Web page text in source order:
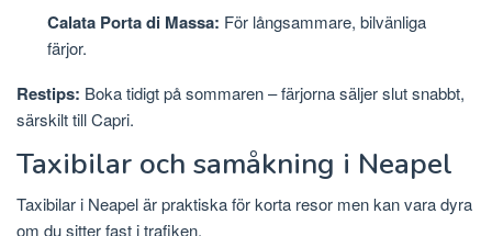
Calata Porta di Massa: För långsammare, bilvänliga
färjor.
Restips: Boka tidigt på sommaren – färjorna säljer slut snabbt,
särskilt till Capri.
Taxibilar och samåkning i Neapel
Taxibilar i Neapel är praktiska för korta resor men kan vara dyra
om du sitter fast i trafiken.